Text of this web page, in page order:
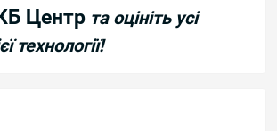
Центр та оцініть усі
технології!